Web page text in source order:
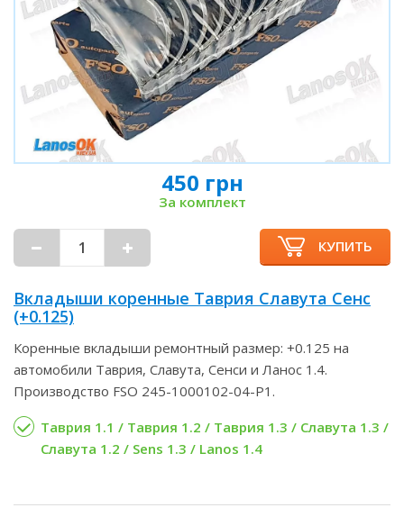
450 грн
За комплект
КУПИТЬ
Вкладыши коренные Таврия Славута Сенс
(+0.125)
Коренные вкладыши ремонтный размер: +0.125 на
автомобили Таврия, Славута, Сенси и Ланос 1.4.
Производство FSO 245-1000102-04-P1.
Таврия 1.1 / Таврия 1.2 / Таврия 1.3 / Славута 1.3 /
Славута 1.2 / Sens 1.3 / Lanos 1.4